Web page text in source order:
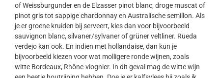
of Weissburgunder en de Elzasser pinot blanc, droge muscat of
pinot gris tot sappige chardonnay en Australische semillon. Als
je er groene kruiden bij serveert, kies dan voor bijvoorbeeld
sauvignon blanc, silvaner/sylvaner of grüner veltliner. Rueda
verdejo kan ook. En indien met hollandaise, dan kun je
bijvoorbeeld kiezen voor wat molligere ronde wijnen, zoals
witte Bordeaux, Rhône-viognier. In dit geval mag de witte wijn